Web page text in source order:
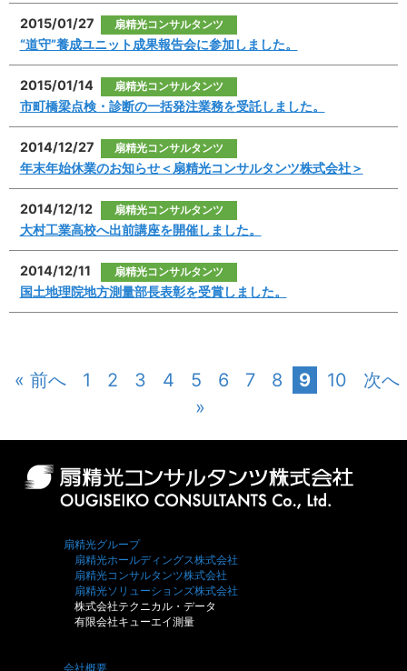
2015/01/27 扇精光コンサルタンツ
“道守”養成ユニット成果報告会に参加しました。
2015/01/14 扇精光コンサルタンツ
市町橋梁点検・診断の一括発注業務を受託しました。
2014/12/27 扇精光コンサルタンツ
年末年始休業のお知らせ＜扇精光コンサルタンツ株式会社＞
2014/12/12 扇精光コンサルタンツ
大村工業高校へ出前講座を開催しました。
2014/12/11 扇精光コンサルタンツ
国土地理院地方測量部長表彰を受賞しました。
« 前へ 1 2 3 4 5 6 7 8 9 10
次へ
»
扇精光グループ
扇精光ホールディングス株式会社
扇精光コンサルタンツ株式会社
扇精光ソリューションズ株式会社
株式会社テクニカル・データ
有限会社キューエイ測量